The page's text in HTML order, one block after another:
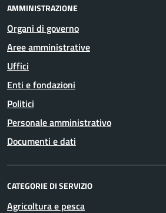
AMMINISTRAZIONE
Organi di governo
Aree amministrative
Uffici
Enti e fondazioni
Politici
Personale amministrativo
Documenti e dati
CATEGORIE DI SERVIZIO
Agricoltura e pesca